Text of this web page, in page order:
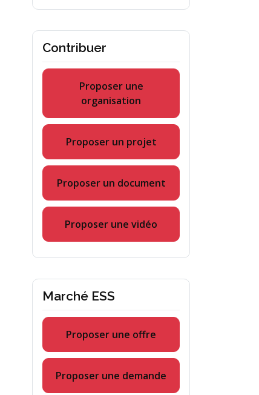
Contribuer
Proposer une
organisation
Proposer un projet
Proposer un document
Proposer une vidéo
Marché ESS
Proposer une offre
Proposer une demande